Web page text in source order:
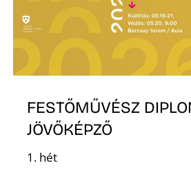
FESTŐMŰVÉSZ
JÖVŐKÉPZŐ
1. hét